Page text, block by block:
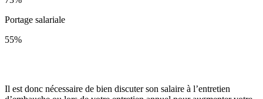
Portage salariale
55%
Il est donc nécessaire de bien discuter son salaire à l’entretien